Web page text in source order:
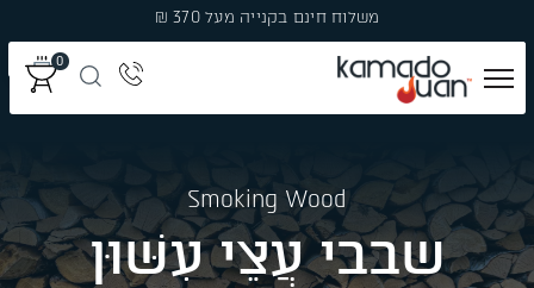
to
content
משלוח חינם בקנייה מעל 370 ₪
0
גְּרִילִים
פֶּחָמִים
Smoking Wood
שבבי עֲצֵי עִשּׁוּן